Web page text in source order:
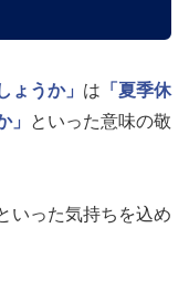
ょうか」 は 「夏季休
」
といった意味の敬
いった気持ちを込め